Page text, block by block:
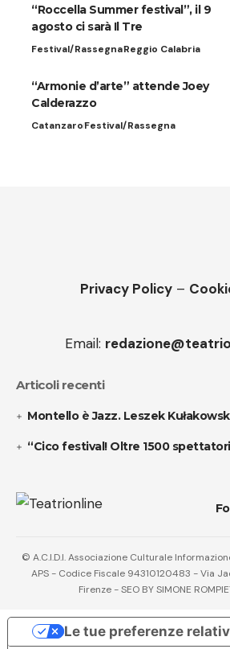
“Roccella Summer festival”, il 9
agosto ci sarà Il Tre
Festival/RassegnaReggio Calabria
“Armonie d’arte” attende Joey
Calderazzo
CatanzaroFestival/Rassegna
Privacy Policy –
Email:
Articoli recenti
Montello è Jazz. Leszek
“Cico festival! Oltre 1500
© A.C.I.D.I. Associazione Culturale
APS - Codice Fiscale 94310120483 - Via
Firenze - SEO BY SIMONE
Le tue preferenze